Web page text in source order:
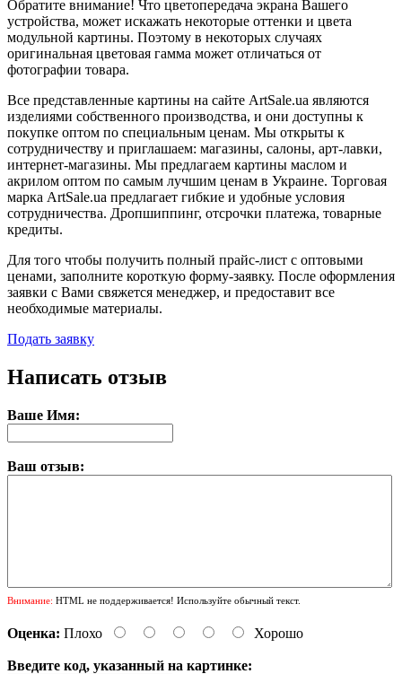
Обратите внимание! Что цветопередача экрана Вашего
устройства, может искажать некоторые оттенки и цвета
модульной картины. Поэтому в некоторых случаях
оригинальная цветовая гамма может отличаться от
фотографии товара.
Все представленные картины на сайте ArtSale.ua являются
изделиями собственного производства, и они доступны к
покупке оптом по специальным ценам. Мы открыты к
сотрудничеству и приглашаем: магазины, салоны, арт-лавки,
интернет-магазины. Мы предлагаем картины маслом и
акрилом оптом по самым лучшим ценам в Украине. Торговая
марка ArtSale.ua предлагает гибкие и удобные условия
сотрудничества. Дропшиппинг, отсрочки платежа, товарные
кредиты.
Для того чтобы получить полный прайс-лист с оптовыми
ценами, заполните короткую форму-заявку. После оформления
заявки с Вами свяжется менеджер, и предоставит все
необходимые материалы.
Подать заявку
Написать отзыв
Ваше Имя:
Ваш отзыв:
Внимание: HTML не поддерживается! Используйте обычный текст.
Оценка: Плохо Хорошо
Введите код, указанный на картинке: